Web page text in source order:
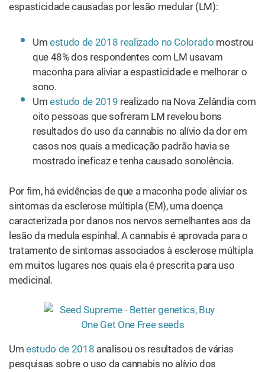
espasticidade causadas por lesão medular (LM):
Um estudo de 2018 realizado no Colorado mostrou
que 48% dos respondentes ​​com LM usavam
maconha para aliviar a espasticidade e melhorar o
sono.
Um estudo de 2019 realizado na Nova Zelândia com
oito pessoas que sofreram LM revelou bons
resultados do uso da cannabis no alívio da dor em
casos nos quais a medicação padrão havia se
mostrado ineficaz e tenha causado sonolência.
Por fim, há evidências de que a maconha pode aliviar os
sintomas da esclerose múltipla (EM), uma doença
caracterizada por danos nos nervos semelhantes aos da
lesão da medula espinhal. A cannabis é aprovada para o
tratamento de sintomas associados à esclerose múltipla
em muitos lugares nos quais ela é prescrita para uso
medicinal.
Um estudo de 2018 analisou os resultados de várias
pesquisas sobre o uso da cannabis no alívio dos